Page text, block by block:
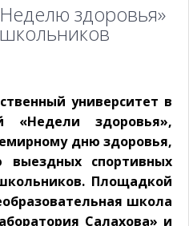
здоровья»
университет в
«Недели здоровья»,
дню здоровья,
выездных спортивных
Площадкой
школа
Салахова» и